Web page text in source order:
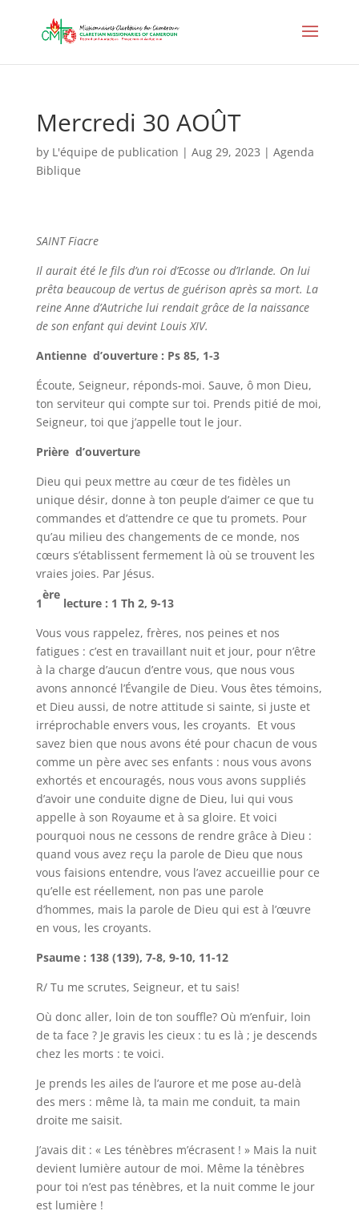
Mercredi 30 AOÛT
by L'équipe de publication | Aug 29, 2023 | Agenda
Biblique
SAINT Fiacre
Il aurait été le fils d’un roi d’Ecosse ou d’Irlande. On lui
prêta beaucoup de vertus de guérison après sa mort. La
reine Anne d’Autriche lui rendait grâce de la naissance
de son enfant qui devint Louis XIV.
Antienne d’ouverture : Ps 85, 1-3
Écoute, Seigneur, réponds-moi. Sauve, ô mon Dieu,
ton serviteur qui compte sur toi. Prends pitié de moi,
Seigneur, toi que j’appelle tout le jour.
Prière d’ouverture
Dieu qui peux mettre au cœur de tes fidèles un
unique désir, donne à ton peuple d’aimer ce que tu
commandes et d’attendre ce que tu promets. Pour
qu’au milieu des changements de ce monde, nos
cœurs s’établissent fermement là où se trouvent les
vraies joies. Par Jésus.
1
ère
lecture: 1 Th 2, 9-13
Vous vous rappelez, frères, nos peines et nos
fatigues : c’est en travaillant nuit et jour, pour n’être
à la charge d’aucun d’entre vous, que nous vous
avons annoncé l’Évangile de Dieu. Vous êtes témoins,
et Dieu aussi, de notre attitude si sainte, si juste et
irréprochable envers vous, les croyants. Et vous
savez bien que nous avons été pour chacun de vous
comme un père avec ses enfants : nous vous avons
exhortés et encouragés, nous vous avons suppliés
d’avoir une conduite digne de Dieu, lui qui vous
appelle à son Royaume et à sa gloire. Et voici
pourquoi nous ne cessons de rendre grâce à Dieu :
quand vous avez reçu la parole de Dieu que nous
vous faisions entendre, vous l’avez accueillie pour ce
qu’elle est réellement, non pas une parole
d’hommes, mais la parole de Dieu qui est à l’œuvre
en vous, les croyants.
Psaume : 138 (139), 7-8, 9-10, 11-12
R/ Tu me scrutes, Seigneur, et tu sais!
Où donc aller, loin de ton souffle? Où m’enfuir, loin
de ta face ? Je gravis les cieux : tu es là ; je descends
chez les morts : te voici.
Je prends les ailes de l’aurore et me pose au-delà
des mers : même là, ta main me conduit, ta main
droite me saisit.
J’avais dit : « Les ténèbres m’écrasent ! » Mais la nuit
devient lumière autour de moi. Même la ténèbres
pour toi n’est pas ténèbres, et la nuit comme le jour
est lumière !